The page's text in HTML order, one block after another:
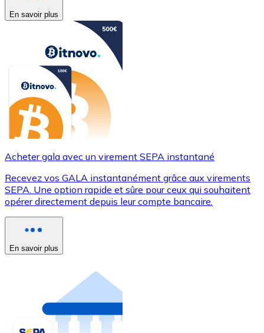
En savoir plus
Acheter gala avec un virement SEPA instantané
Recevez vos GALA instantanément grâce aux virements
SEPA. Une option rapide et sûre pour ceux qui souhaitent
opérer directement depuis leur compte bancaire.
En savoir plus